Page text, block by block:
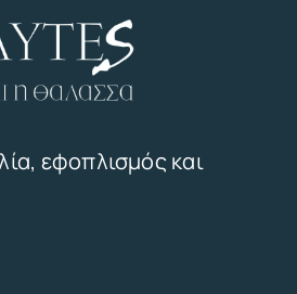
εφοπλισμός και